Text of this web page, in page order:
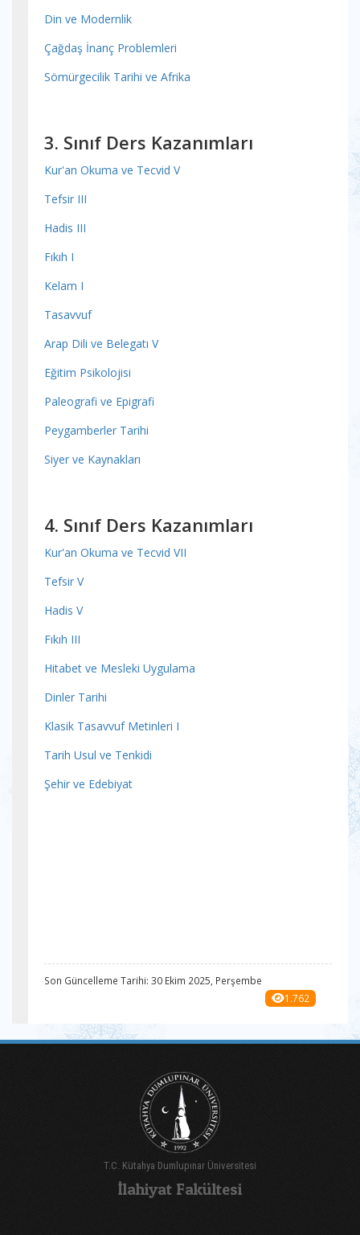
Din ve Modernlik
Çağdaş İnanç Problemleri
Sömürgecilik Tarihi ve Afrika
3. Sınıf Ders Kazanımları
Kur'an Okuma ve Tecvid V
Tefsir III
Hadis III
Fıkıh I
Kelam I
Tasavvuf
Arap Dili ve Belegatı V
Eğitim Psikolojisi
Paleografi ve Epigrafi
Peygamberler Tarihi
Siyer ve Kaynakları
4. Sınıf Ders Kazanımları
Kur'an Okuma ve Tecvid VII
Tefsir V
Hadis V
Fıkıh III
Hitabet ve Mesleki Uygulama
Dinler Tarihi
Klasik Tasavvuf Metinleri I
Tarih Usul ve Tenkidi
Şehir ve Edebiyat
Son Güncelleme Tarihi: 30 Ekim 2025, Perşembe
1.762
T.C. Kütahya Dumlupınar Üniversitesi
İlahiyat Fakültesi